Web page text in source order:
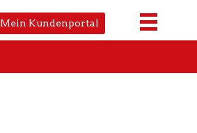
Mein Kundenportal